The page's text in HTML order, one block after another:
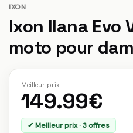
IXON
Ixon Ilana Evo
moto pour
Meilleur prix
149.99€
✔ Meilleur prix · 3 offres